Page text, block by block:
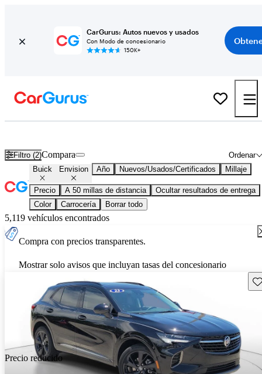
CarGurus: Autos nuevos y usados
Con Modo de concesionario
150K+
Filtro (2) Ordenar
Compara
Buick Envision Año Nuevos/Usados/Certificados Millaje
Precio A 50 millas de distancia
Ocultar resultados de entrega
Color
Carrocería Borrar todo
5,119 vehículos encontrados
Compra con precios transparentes.
Mostrar solo avisos que incluyan tasas del concesionario
Precio reducido